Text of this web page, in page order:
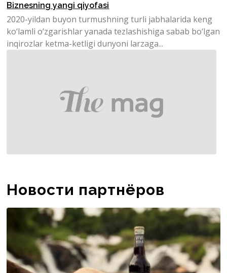
Biznesning yangi qiyofasi
2020-yildan buyon turmushning turli jabhalarida keng
ko‘lamli o‘zgarishlar yanada tezlashishiga sabab bo‘lgan
inqirozlar ketma-ketligi dunyoni larzaga...
Новости партнёров